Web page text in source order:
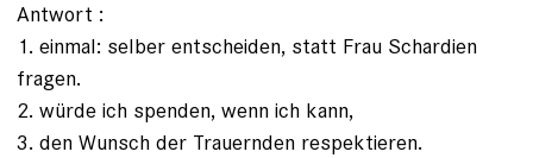
Antwort :
1. einmal: selber entscheiden, statt Frau Schardien
fragen.
2. würde ich spenden, wenn ich kann,
3. den Wunsch der Trauernden respektieren.